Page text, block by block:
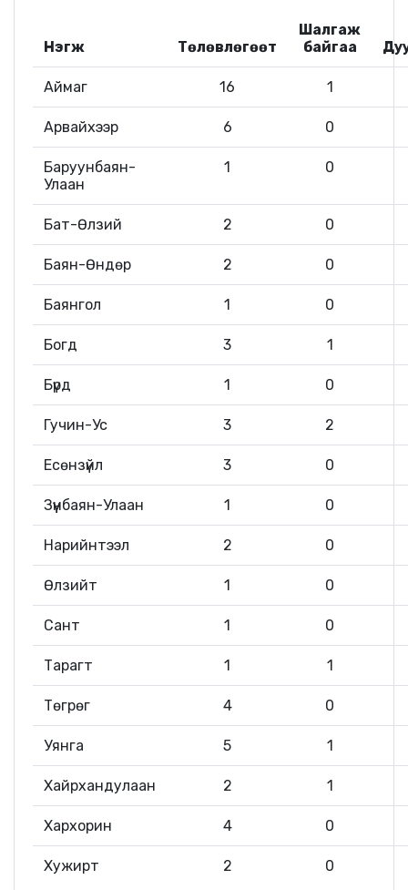
Нэгж Төлөвлөгөөт
Шалгаж
байгаа
Аймаг 16 1
Арвайхээр 6 0
Баруунбаян-
Улаан
1 0
Бат-Өлзий 2 0
Баян-Өндөр 2 0
Баянгол 1 0
Богд 3 1
Бүрд 1 0
Гучин-Ус 3 2
Есөнзүйл 3 0
Зүүнбаян-Улаан 1 0
Нарийнтээл 2 0
Өлзийт 1 0
Сант 1 0
Тарагт 1 1
Төгрөг 4 0
Уянга 5 1
Хайрхандулаан 2 1
Хархорин 4 0
Хужирт 2 0